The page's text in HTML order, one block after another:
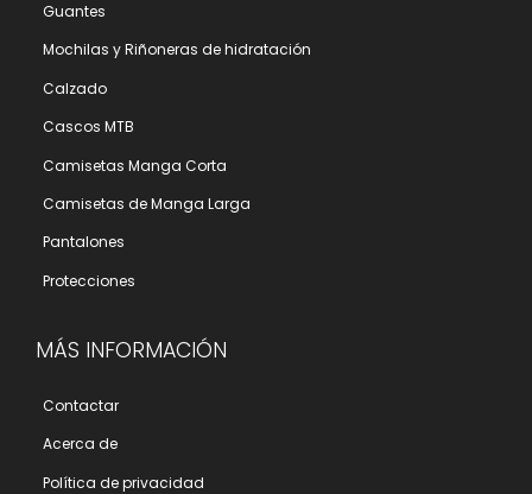
Guantes
Mochilas y Riñoneras de hidratación
Calzado
Cascos MTB
Camisetas Manga Corta
Camisetas de Manga Larga
Pantalones
Protecciones
MÁS INFORMACIÓN
Contactar
Acerca de
Polí­tica de privacidad